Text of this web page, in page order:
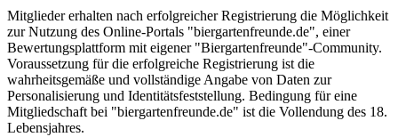
Mitglieder erhalten nach erfolgreicher Registrierung die Möglichkeit
zur Nutzung des Online-Portals "biergartenfreunde.de", einer
Bewertungsplattform mit eigener "Biergartenfreunde"-Community.
Voraussetzung für die erfolgreiche Registrierung ist die
wahrheitsgemäße und vollständige Angabe von Daten zur
Personalisierung und Identitätsfeststellung. Bedingung für eine
Mitgliedschaft bei "biergartenfreunde.de" ist die Vollendung des 18.
Lebensjahres.